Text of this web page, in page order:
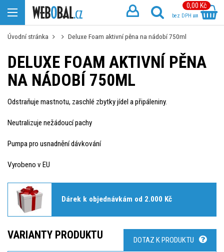
0,00 Kč
bez DPH
Úvodní stránka Deluxe Foam aktivní pěna na nádobí 750ml
DELUXE FOAM AKTIVNÍ PĚNA
NA NÁDOBÍ 750ML
Odstraňuje mastnotu, zaschlé zbytky jídel a připáleniny.
Neutralizuje nežádoucí pachy
Pumpa pro usnadnění dávkování
Vyrobeno v EU
Dárek k objednávkám od 2.000 Kč
VARIANTY PRODUKTU DOTAZ K PRODUKTU